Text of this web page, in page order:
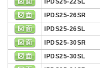
IPDS25-22SL
IPDS25-26SR
IPDS25-26SL
IPDS25-30SR
IPDS25-30SL